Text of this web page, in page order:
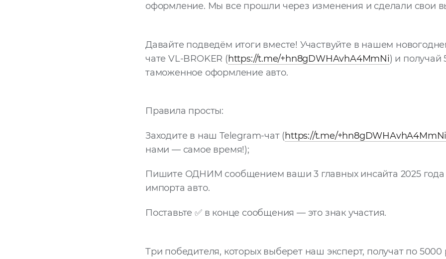
оформление. Мы все прошли через изменения и сделали свои
Давайте подведём итоги вместе! Участвуйте в нашем
чате VL-BROKER (https://t.me/+hn8gDWHAvhA4MmNi) и получай
таможенное оформление авто.
Правила просты:
Заходите в наш Telegram-чат (https://t.me/+hn8gDWHAvhA4MmNi
нами — самое время!);
Пишите ОДНИМ сообщением ваши 3 главных инсайта 2025 года
импорта авто.
Поставьте ✅ в конце сообщения — это знак участия.
Три победителя, которых выберет наш эксперт, получат по 5000